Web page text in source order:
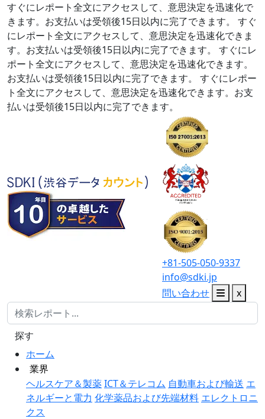
すぐにレポート全文にアクセスして、意思決定を迅速化で
きます。お支払いは受領後15日以内に完了できます。
すぐ
にレポート全文にアクセスして、意思決定を迅速化できま
す。お支払いは受領後15日以内に完了できます。
すぐにレ
ポート全文にアクセスして、意思決定を迅速化できます。
お支払いは受領後15日以内に完了できます。
すぐにレポー
ト全文にアクセスして、意思決定を迅速化できます。お支
払いは受領後15日以内に完了できます。
+81-505-050-9337
info@sdki.jp
問い合わせ
x
ホーム
業界
ヘルスケア＆製薬ICT＆テレコム 自動車および輸送 エ
ネルギーと電力 化学薬品および先端材料 エレクトロニ
クス
探す